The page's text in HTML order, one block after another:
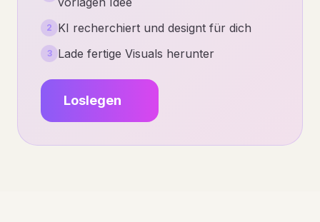
2 KI recherchiert und designt für dich
3 Lade fertige Visuals herunter
Loslegen